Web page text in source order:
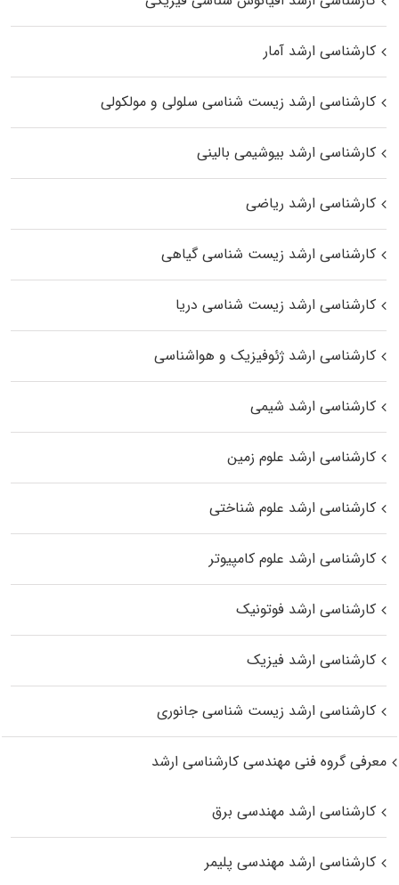
کارشناسی ارشد آمار
کارشناسی ارشد زیست شناسی سلولی و مولکولی
کارشناسی ارشد بیوشیمی بالینی
کارشناسی ارشد ریاضی
کارشناسی ارشد زیست‌ شناسی گیاهی
کارشناسی ارشد زیست‌ شناسی دریا
کارشناسی ارشد ژئوفیزیک و هواشناسی
کارشناسی ارشد شیمی
کارشناسی ارشد علوم زمین
کارشناسی ارشد علوم شناختی
کارشناسی ارشد علوم کامپیوتر
کارشناسی ارشد فوتونیک
کارشناسی ارشد فیزیک
کارشناسی ارشد زیست‌ شناسی جانوری
معرفی گروه فنی مهندسی کارشناسی ارشد
کارشناسی ارشد مهندسی برق
کارشناسی ارشد مهندسی پلیمر